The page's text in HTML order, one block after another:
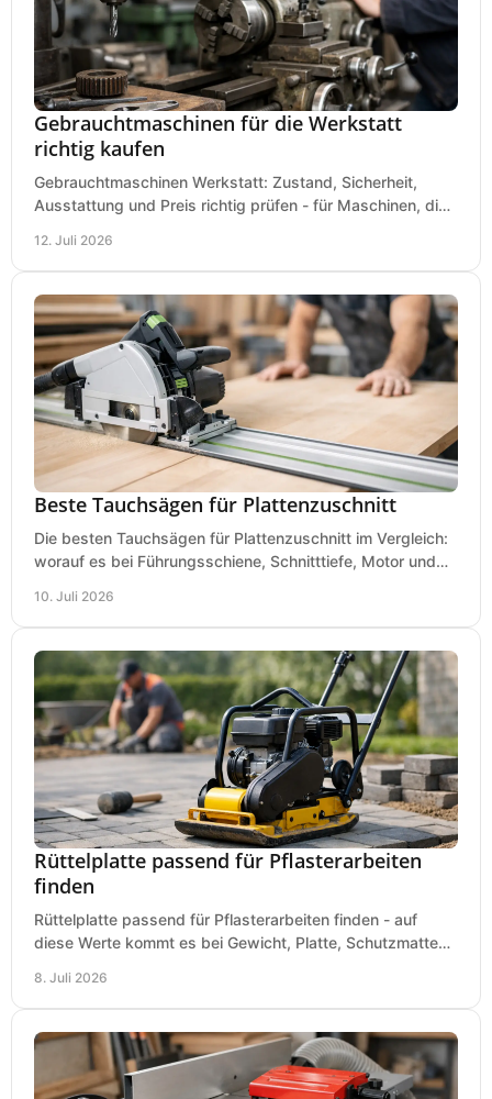
Gebrauchtmaschinen für die Werkstatt
richtig kaufen
Gebrauchtmaschinen Werkstatt: Zustand, Sicherheit,
Ausstattung und Preis richtig prüfen - für Maschinen, die
12. Juli 2026
Beste Tauchsägen für Plattenzuschnitt
Die besten Tauchsägen für Plattenzuschnitt im Vergleich:
worauf es bei Führungsschiene, Schnitttiefe, Motor und
10. Juli 2026
Rüttelplatte passend für Pflasterarbeiten
finden
Rüttelplatte passend für Pflasterarbeiten finden - auf
diese Werte kommt es bei Gewicht, Platte, Schutzmatte
8. Juli 2026